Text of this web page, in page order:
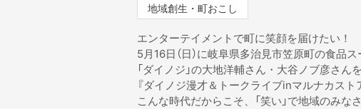
地域創生・町おこし
エンターテイメントで町に笑顔を届けたい！
5月16日（日）に岐阜県多治見市笠原町の食品ス
「ダイノジ」の大地洋輔さん・大谷ノブ彦さん
『ダイノジ漫才＆トークライブinマルナカスト
こんな時代だからこそ、「笑い」で地域のみな